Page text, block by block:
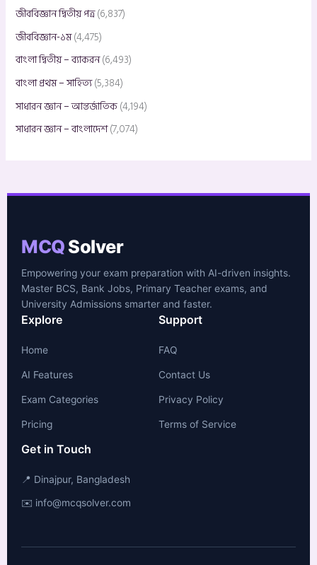
জীববিজ্ঞান দ্বিতীয় পত্র(6,837)
জীববিজ্ঞান-১ম(4,475)
বাংলা দ্বিতীয় – ব্যাকরন(6,493)
বাংলা প্রথম – সাহিত্য(5,384)
সাধারন জ্ঞান – আন্তর্জাতিক(4,194)
সাধারন জ্ঞান – বাংলাদেশ(7,074)
MCQSolver
Empowering your exam preparation with AI-driven insights.
Master BCS, Bank Jobs, Primary Teacher exams, and
University Admissions smarter and faster.
Explore
Home
AI Features
Exam Categories
Pricing
Support
FAQ
Contact Us
Privacy Policy
Terms of Service
Get in Touch
📍 Dinajpur, Bangladesh
✉️ info@mcqsolver.com